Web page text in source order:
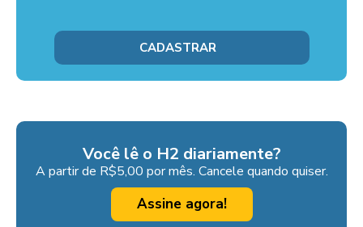
Você lê o H2 diariamente?
A partir de R$5,00 por mês. Cancele quando quiser.
Assine agora!